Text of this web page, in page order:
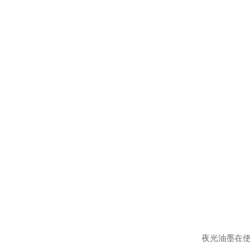
夜光油墨在